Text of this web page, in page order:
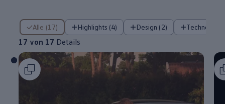
Alle (17) Highlights (4) Design (2)
17 von 17 Details
17 von 17 Details